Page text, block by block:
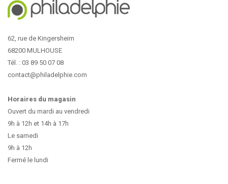
62, rue de Kingersheim
68200 MULHOUSE
Tél. : 03 89 50 07 08
contact@philadelphie.com
Horaires du magasin
Ouvert du mardi au vendredi
9h à 12h et 14h à 17h
Le samedi
9h à 12h
Fermé le lundi